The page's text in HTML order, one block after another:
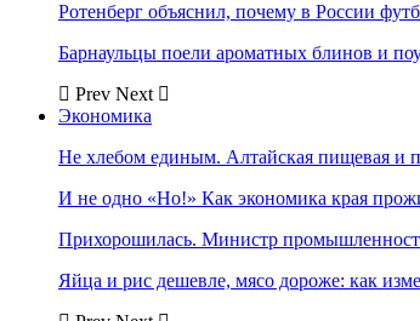
Ротенберг объяснил, почему в России
Барнаульцы поели ароматных блинов и
Prev Next
Экономика
Не хлебом единым. Алтайская пищевая и
И не одно «Но!» Как экономика края
Прихорошилась. Министр
Яйца и рис дешевле, мясо дороже: как